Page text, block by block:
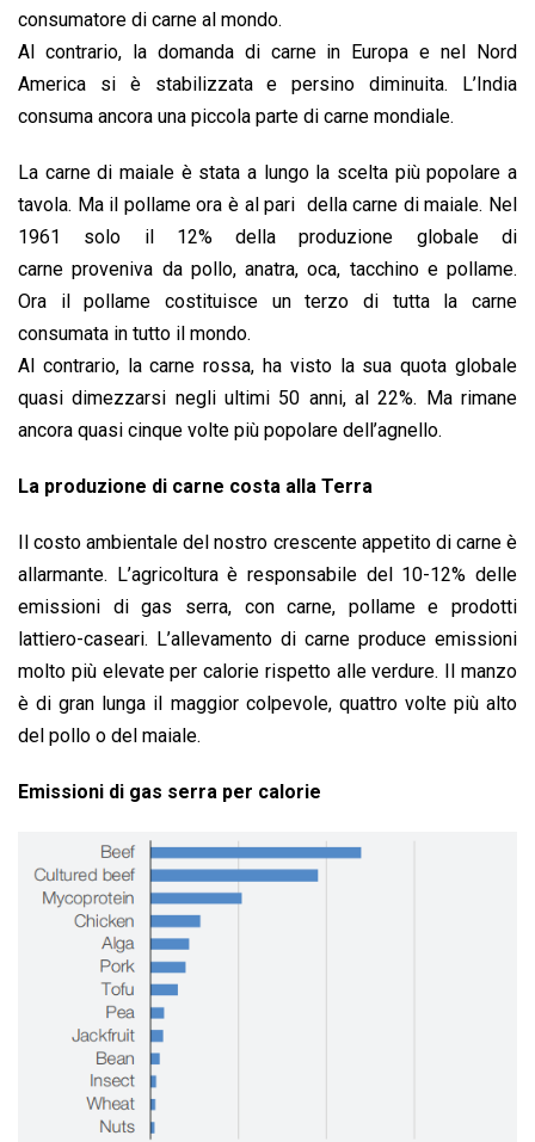
consumatore di carne al mondo.
Al contrario, la domanda di carne in Europa e nel Nord
America si è stabilizzata e persino diminuita. L’India
consuma ancora una piccola parte di carne mondiale.
La carne di maiale è stata a lungo la scelta più popolare a
tavola. Ma il pollame ora è al pari della carne di maiale. Nel
1961 solo il 12% della produzione globale di
carne proveniva da pollo, anatra, oca, tacchino e pollame.
Ora il pollame costituisce un terzo di tutta la carne
consumata in tutto il mondo.
Al contrario, la carne rossa, ha visto la sua quota globale
quasi dimezzarsi negli ultimi 50 anni, al 22%. Ma rimane
ancora quasi cinque volte più popolare dell’agnello.
La produzione di carne costa alla Terra
Il costo ambientale del nostro crescente appetito di carne è
allarmante. L’agricoltura è responsabile del 10-12% delle
emissioni di gas serra, con carne, pollame e prodotti
lattiero-caseari. L’allevamento di carne produce emissioni
molto più elevate per calorie rispetto alle verdure. Il manzo
è di gran lunga il maggior colpevole, quattro volte più alto
del pollo o del maiale.
Emissioni di gas serra per calorie